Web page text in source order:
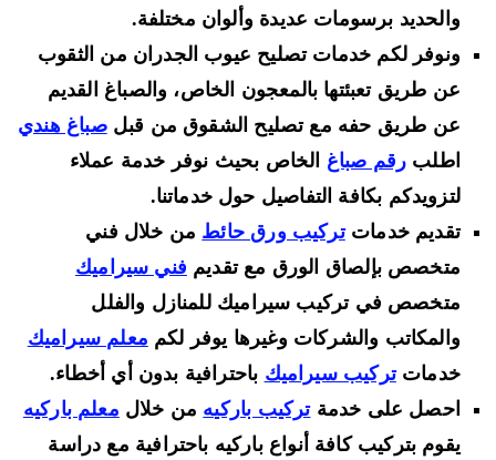
والحديد برسومات عديدة وألوان مختلفة.
ونوفر لكم خدمات تصليح عيوب الجدران من الثقوب
عن طريق تعبئتها بالمعجون الخاص، والصباغ القديم
عن طريق حفه مع تصليح الشقوق من قبلصباغ هندي
اطلبرقم صباغالخاص بحيث نوفر خدمة عملاء
لتزويدكم بكافة التفاصيل حول خدماتنا.
تقديم خدماتتركيب ورق حائطمن خلال فني
متخصص بإلصاق الورق مع تقديمفني سيراميك
متخصص في تركيب سيراميك للمنازل والفلل
والمكاتب والشركات وغيرها يوفر لكممعلم سيراميك
خدماتتركيب سيراميكباحترافية بدون أي أخطاء.
احصل على خدمةتركيب باركيه من خلالمعلم باركيه
يقوم بتركيب كافة أنواع باركيه باحترافية مع دراسة